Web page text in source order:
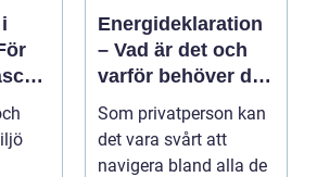
Energideklaration
– Vad är det och
varför behöver du
det?
Som privatperson kan
det vara svårt att
navigera bland alla de